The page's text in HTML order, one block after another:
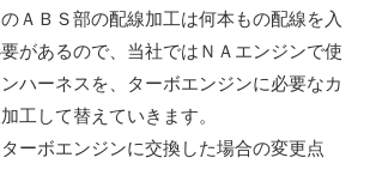
ＡＢＳ部の配線加工は何本もの配線を入
があるので、当社ではＮＡエンジンで使
ハーネスを、ターボエンジンに必要なカ
工して替えていきます。
ーボエンジンに交換した場合の変更点